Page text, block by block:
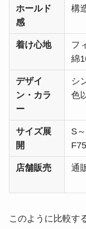
ホールド
感
構
着け心地
フ
綿
デザイ
ン・カラ
ー
シ
色
サイズ展
開
S
F75
店舗販売 通
このように比較す